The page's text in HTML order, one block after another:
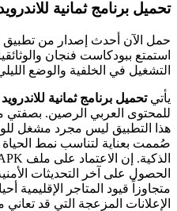
تحميل برنامج ثمانية للاندرويد
استمتع ببودكاست فنجان
التشغيل في الخلفية والوضع
يأتيتحميل برنامج ثمانية للاندرويد 2026
للمحتوى العربي الرصين. بصفتي
هذا التطبيق ليس مجرد مشغل
صُممت بعناية لتناسب نمط
الحصول على آخر التحديثات
متجاوزاً قيود المتاجر الإقليمية
الإعلانات المزعجة التي قد